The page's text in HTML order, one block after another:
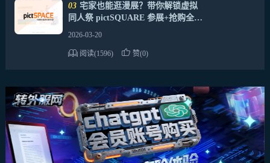
03 宅家也能逛漫展？带你解锁虚拟
同人祭 pictSQUARE 参展+抢购全攻
2026-03-20
阅读(1596) 赞(0)